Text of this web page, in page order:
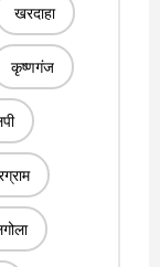
खरदाहा
कृष्णगंज